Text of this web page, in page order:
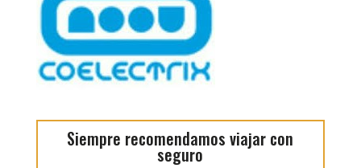
Siempre recomendamos viajar con
seguro